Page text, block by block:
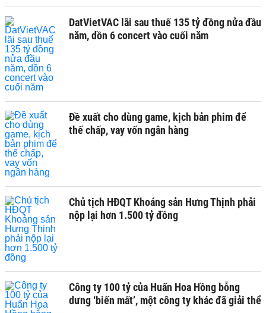
DatVietVAC lãi sau thuế 135 tỷ đồng nửa đầu
năm, dồn 6 concert vào cuối năm
Đề xuất cho dùng game, kịch bản phim để
thế chấp, vay vốn ngân hàng
Chủ tịch HĐQT Khoáng sản Hưng Thịnh phải
nộp lại hơn 1.500 tỷ đồng
Công ty 100 tỷ của Huấn Hoa Hồng bỗng
dưng ‘biến mất’, một công ty khác đã giải thể